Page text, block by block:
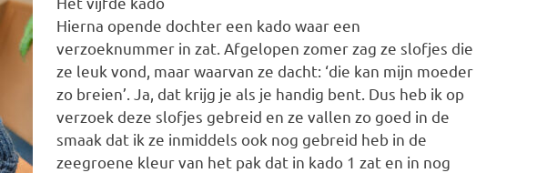
Hierna opende dochter een kado waar een
verzoeknummer in zat. Afgelopen zomer zag ze slofjes die
ze leuk vond, maar waarvan ze dacht: ‘die kan mijn moeder
zo breien’. Ja, dat krijg je als je handig bent. Dus heb ik op
verzoek deze slofjes gebreid en ze vallen zo goed in de
smaak dat ik ze inmiddels ook nog gebreid heb in de
zeegroene kleur van het pak dat in kado 1 zat en in nog